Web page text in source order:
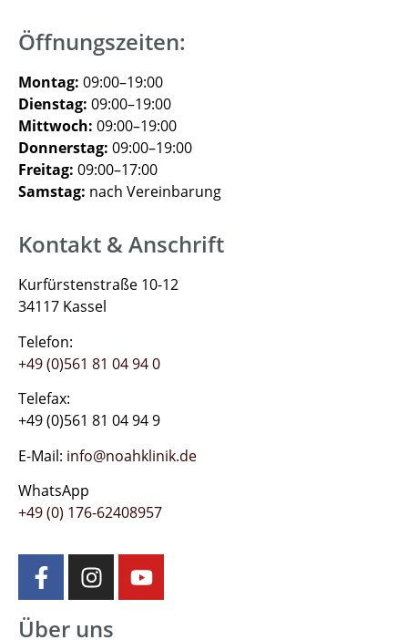
Öffnungszeiten:
Montag: 09:00–19:00
Dienstag: 09:00–19:00
Mittwoch: 09:00–19:00
Donnerstag: 09:00–19:00
Freitag: 09:00–17:00
Samstag: nach Vereinbarung
Kontakt & Anschrift
Kurfürstenstraße 10-12
34117 Kassel
Telefon:
+49 (0)561 81 04 94 0
Telefax:
+49 (0)561 81 04 94 9
E-Mail: info@noahklinik.de
WhatsApp
+49 (0) 176-62408957
Über uns